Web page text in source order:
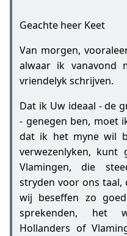
Geachte heer Keet
Van morgen,
alwaar ik vanavond
vriendelyk schrijven.
Dat ik Uw ideaal - de
- genegen ben, moet
dat ik het myne wil
verwezenlyken, kunt
Vlamingen, die
stryden voor ons taal,
wij beseffen zo
sprekenden, het
Hollanders of